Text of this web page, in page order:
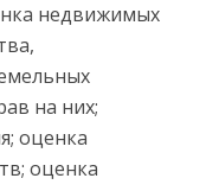
недвижимых
на них;
оценка
оценка